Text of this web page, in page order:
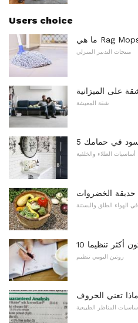
Users choice
منتجات التدبير المنزلي
على الميزانية
شقة المعيشة
في حمامك
أساسيات الطلاء والخلفية
الخضروات
في الهواء الطلق والبستنة
أكثر تنظيما
روتين اليومي تنظيم
أساسيات المناظر الطبيعية